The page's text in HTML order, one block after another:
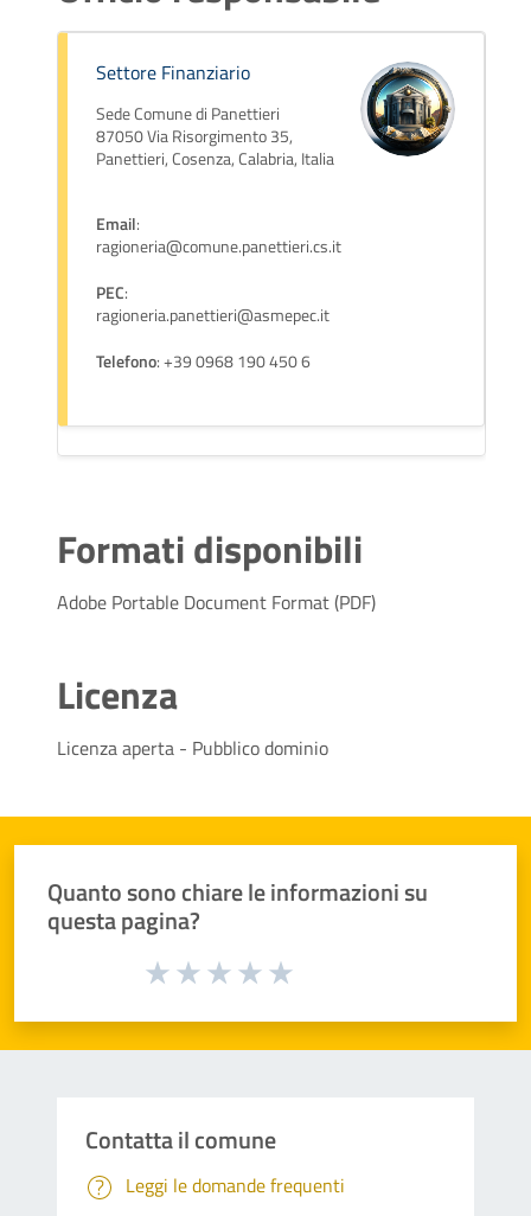
Settore Finanziario
Sede Comune di Panettieri
87050 Via Risorgimento 35,
Panettieri, Cosenza, Calabria, Italia
Email:
ragioneria@comune.panettieri.cs.it
PEC:
ragioneria.panettieri@asmepec.it
Telefono: +39 0968 190 450 6
Formati disponibili
Adobe Portable Document Format (PDF)
Licenza
Licenza aperta - Pubblico dominio
Quanto sono chiare le informazioni su
questa pagina?
Valuta da 1 a 5 stelle la pagina
Contatta il comune
Leggi le domande frequenti